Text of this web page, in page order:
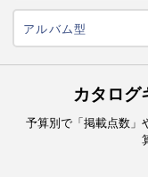
アルバム型
カタログ
予算別で「掲載点数」